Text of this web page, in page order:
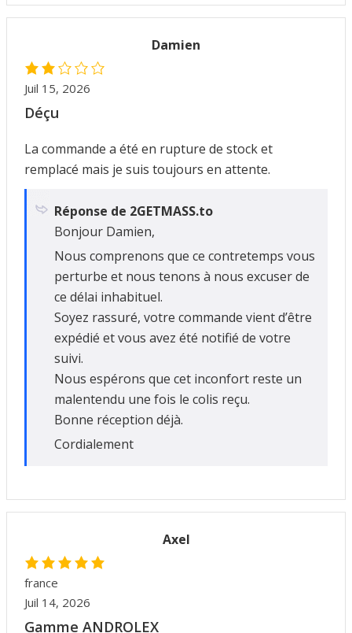
Damien
Juil 15, 2026
Déçu
La commande a été en rupture de stock et
remplacé mais je suis toujours en attente.
Réponse de 2GETMASS.to
Bonjour Damien,
Nous comprenons que ce contretemps vous
perturbe et nous tenons à nous excuser de
ce délai inhabituel.
Soyez rassuré, votre commande vient d’être
expédié et vous avez été notifié de votre
suivi.
Nous espérons que cet inconfort reste un
malentendu une fois le colis reçu.
Bonne réception déjà.
Cordialement
Axel
france
Juil 14, 2026
Gamme ANDROLEX